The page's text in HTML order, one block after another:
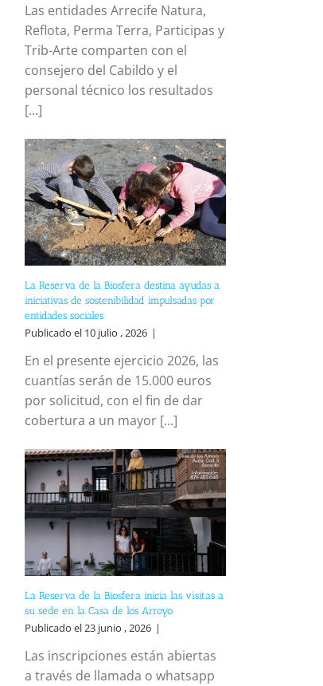
Las entidades Arrecife Natura,
Reflota, Perma Terra, Participas y
Trib-Arte comparten con el
consejero del Cabildo y el
personal técnico los resultados
[...]
La Reserva de la Biosfera destina ayudas a
iniciativas de sostenibilidad impulsadas por
entidades sociales
Publicado el 10 julio , 2026 |
En el presente ejercicio 2026, las
cuantías serán de 15.000 euros
por solicitud, con el fin de dar
cobertura a un mayor [...]
La Reserva de la Biosfera inicia las visitas a
su sede en la Casa de los Arroyo
Publicado el 23 junio , 2026 |
Las inscripciones están abiertas
a través de llamada o whatsapp